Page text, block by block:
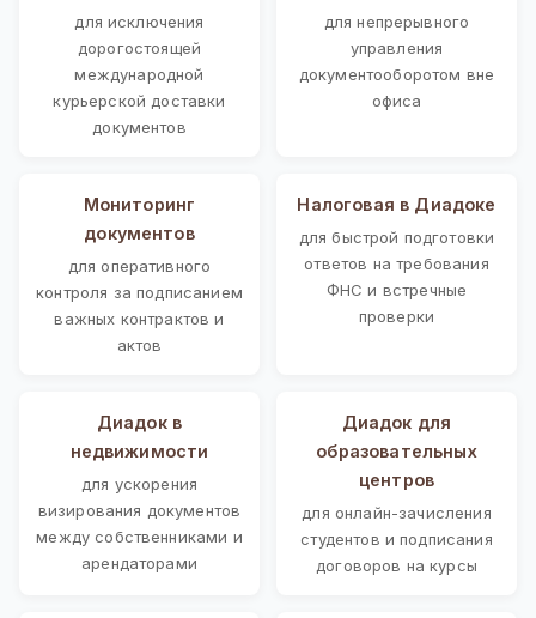
для исключения
дорогостоящей
международной
курьерской доставки
документов
для непрерывного
управления
документооборотом вне
офиса
Мониторинг
документов
для оперативного
контроля за подписанием
важных контрактов и
актов
Налоговая в Диадоке
для быстрой подготовки
ответов на требования
ФНС и встречные
проверки
Диадок в
недвижимости
для ускорения
визирования документов
между собственниками и
арендаторами
Диадок для
образовательных
центров
для онлайн-зачисления
студентов и подписания
договоров на курсы